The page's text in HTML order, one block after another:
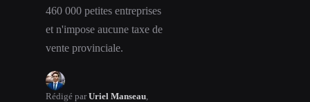
460 000 petites entreprises
et n'impose aucune taxe de
vente provinciale.
Rédigé par Uriel Manseau